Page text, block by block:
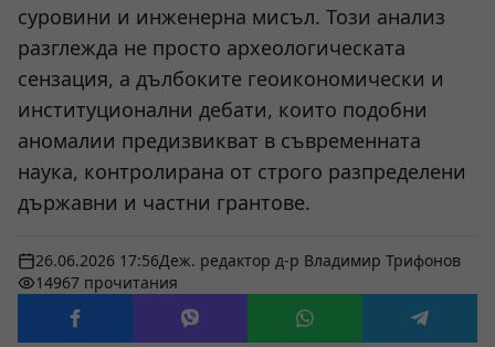
суровини и инженерна мисъл. Този анализ
разглежда не просто археологическата
сензация, а дълбоките геоикономически и
институционални дебати, които подобни
аномалии предизвикват в съвременната
наука, контролирана от строго разпределени
държавни и частни грантове.
26.06.2026 17:56Деж. редактор д-р Владимир Трифонов
14967 прочитания